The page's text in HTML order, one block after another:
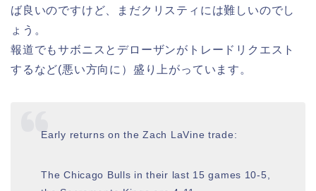
ば良いのですけど、まだクリスティには難しいのでし
ょう。
報道でもサボニスとデローザンがトレードリクエスト
するなど(悪い方向に）盛り上がっています。
Early returns on the Zach LaVine trade:
The Chicago Bulls in their last 15 games 10-5,